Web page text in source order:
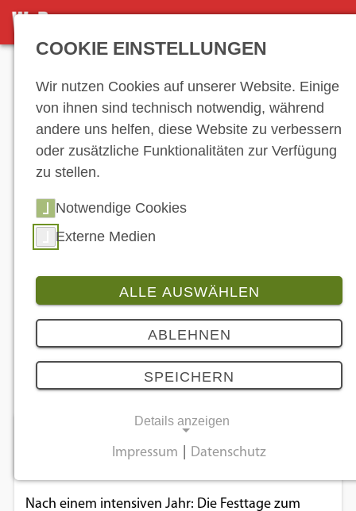
NEWS-ARCHIV
News-Archiv
… 20 21 22
28 29 30
45
48 49 50 51
54
55 56 57 58 59 …
Dezember 2020
Nach einem intensiven Jahr: Die Festtage zum
COOKIE EINSTELLUNGEN
Wir nutzen Cookies auf unserer Website. Einige
von ihnen sind technisch notwendig, während
andere uns helfen, diese Website zu verbessern
oder zusätzliche Funktionalitäten zur Verfügung
zu stellen.
Notwendige Cookies
Externe Medien
ALLE AUSWÄHLEN
ABLEHNEN
SPEICHERN
Details anzeigen
Notwendige Cookies ermöglichen
Impressum Datenschutz